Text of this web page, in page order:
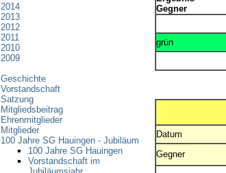
2014
2013
2012
2011
2010
2009
Geschichte
Vorstandschaft
Satzung
Mitgliedsbeitrag
Ehrenmitglieder
Mitglieder
100 Jahre SG Hauingen - Jubiläum
100 Jahre SG Hauingen
Vorstandschaft im
Gegner
grün
Datum
Gegner